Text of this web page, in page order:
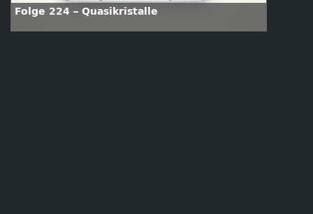
Folge 224 – Quasikristalle